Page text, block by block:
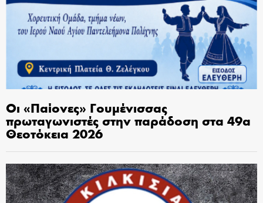
Οι «Παίονες» Γουμένισσας
πρωταγωνιστές στην παράδοση στα 49α
Θεοτόκεια 2026